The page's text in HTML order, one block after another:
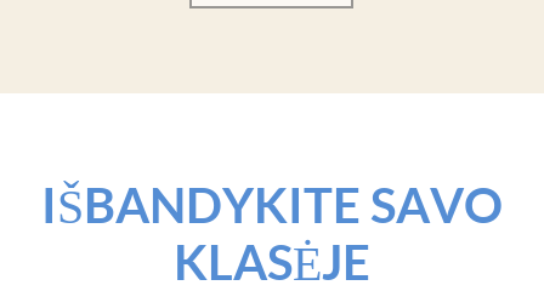
IŠBANDYKITE SAVO
KLASĖJE